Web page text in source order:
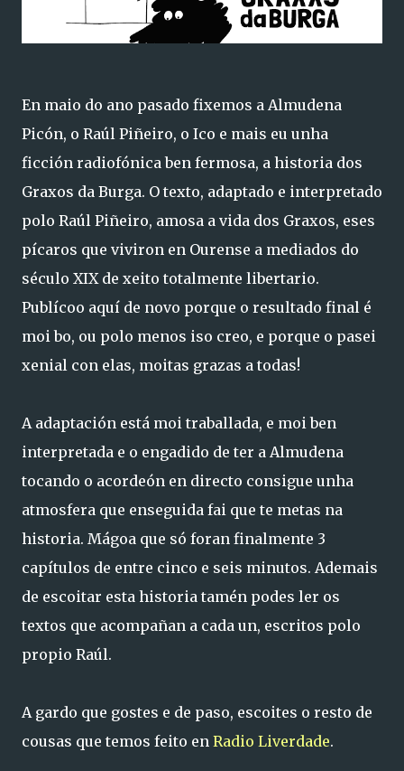
En maio do ano pasado fixemos a Almudena
Picón, o Raúl Piñeiro, o Ico e mais eu unha
ficción radiofónica ben fermosa, a historia dos
Graxos da Burga. O texto, adaptado e interpretado
polo Raúl Piñeiro, amosa a vida dos Graxos, eses
pícaros que viviron en Ourense a mediados do
século XIX de xeito totalmente libertario.
Publícoo aquí de novo porque o resultado final é
moi bo, ou polo menos iso creo, e porque o pasei
xenial con elas, moitas grazas a todas!
A adaptación está moi traballada, e moi ben
interpretada e o engadido de ter a Almudena
tocando o acordeón en directo consigue unha
atmosfera que enseguida fai que te metas na
historia. Mágoa que só foran finalmente 3
capítulos de entre cinco e seis minutos. Ademais
de escoitar esta historia tamén podes ler os
textos que acompañan a cada un, escritos polo
propio Raúl.
A gardo que gostes e de paso, escoites o resto de
cousas que temos feito en Radio Liverdade.